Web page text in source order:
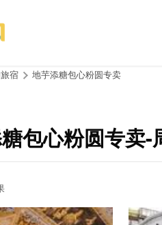
宿 地芋添糖包心粉圆专卖
包心粉圆专卖-